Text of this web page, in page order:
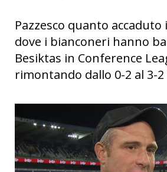
Pazzesco quanto
dove i bianconeri hanno
Besiktas in Conference
rimontando dallo 0-2 al 3-2